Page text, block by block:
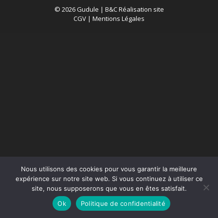
© 2026 Gudule | B&C Réalisation site
CGV | Mentions Légales
Nous utilisons des cookies pour vous garantir la meilleure
expérience sur notre site web. Si vous continuez à utiliser ce
site, nous supposerons que vous en êtes satisfait.
Ok
Politique de confidentialité